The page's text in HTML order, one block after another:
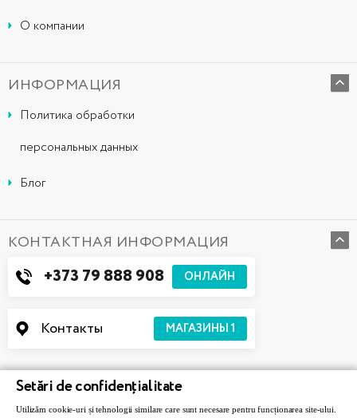
О компании
ИНФОРМАЦИЯ
Политика обработки
персональных данных
Блог
КОНТАКТНАЯ ИНФОРМАЦИЯ
+373 79 888 908 ОНЛАЙН
Контакты МАГАЗИНЫ 1
Setări de confidențialitate
Utilizăm cookie-uri și tehnologii similare care sunt necesare pentru funcționarea site-ului.